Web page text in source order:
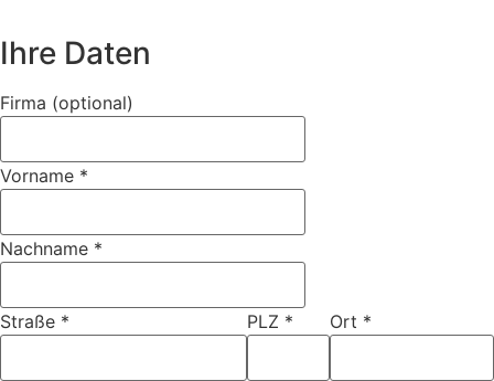
Ihre Daten
Firma (optional)
Vorname *
Nachname *
Straße * PLZ * Ort *